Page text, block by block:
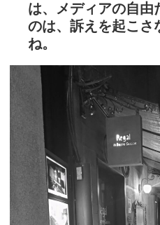
は、メディアの自由
のは、訴えを起こさ
ね。